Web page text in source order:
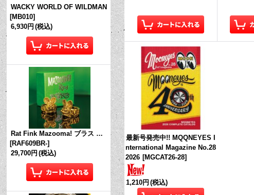
WACKY WORLD OF WILDMAN
[MB010]
6,930円 (税込)
Rat Fink Mazooma! ブラス リング
[RAF609BR-]
29,700円 (税込)
最新号発売中!! MQQNEYES I
nternational Magazine No.28
2026 [MGCAT26-28]
1,210円 (税込)